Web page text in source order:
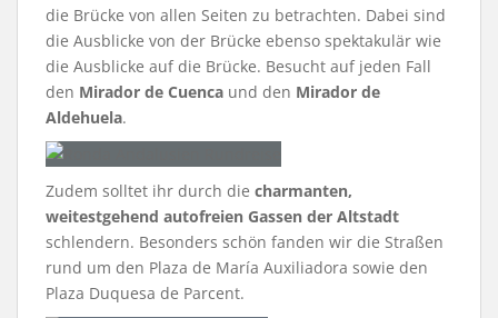
die Brücke von allen Seiten zu betrachten. Dabei sind
die Ausblicke von der Brücke ebenso spektakulär wie
die Ausblicke auf die Brücke. Besucht auf jeden Fall
den Mirador de Cuenca und den Mirador de
Aldehuela.
Zudem solltet ihr durch die charmanten,
weitestgehend autofreien Gassen der Altstadt
schlendern. Besonders schön fanden wir die Straßen
rund um den Plaza de María Auxiliadora sowie den
Plaza Duquesa de Parcent.